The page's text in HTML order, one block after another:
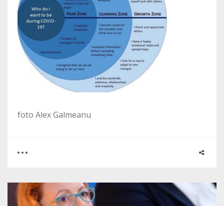
foto Alex Galmeanu